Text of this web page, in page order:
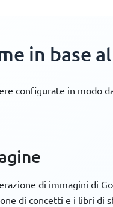
in base
configurate in modo
di immagini di
di concetti e i libri di